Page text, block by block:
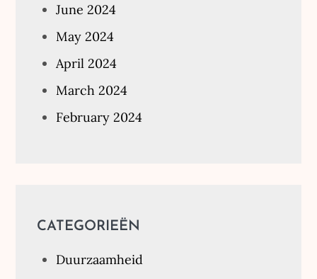
June 2024
May 2024
April 2024
March 2024
February 2024
CATEGORIEËN
Duurzaamheid